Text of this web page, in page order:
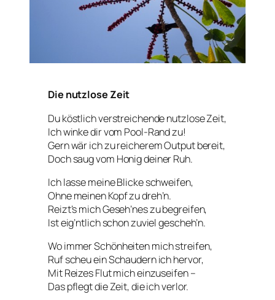
Die nutzlose Zeit
Du köstlich verstreichende nutzlose Zeit,
Ich winke dir vom Pool-Rand zu!
Gern wär ich zu reicherem Output bereit,
Doch saug vom Honig deiner Ruh.
Ich lasse meine Blicke schweifen,
Ohne meinen Kopf zu dreh’n.
Reizt’s mich Geseh’nes zu begreifen,
Ist eig’ntlich schon zuviel gescheh’n.
Wo immer Schönheiten mich streifen,
Ruf scheu ein Schaudern ich hervor,
Mit Reizes Flut mich einzuseifen –
Das pflegt die Zeit, die ich verlor.